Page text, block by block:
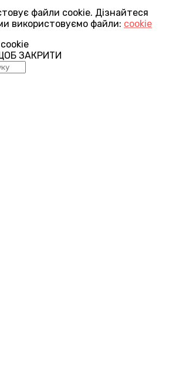
файли cookie. Дізнайтеся
використовуємо файли: cookie
ЗАКРИТИ